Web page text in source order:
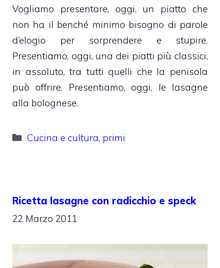
Vogliamo presentare, oggi, un piatto che
non ha il benché minimo bisogno di parole
d’elogio per sorprendere e stupire.
Presentiamo, oggi, una dei piatti più classici,
in assoluto, tra tutti quelli che la penisola
può offrire. Presentiamo, oggi, le lasagne
alla bolognese.
Categorie
Cucina e cultura, primi
Ricetta lasagne con radicchio e speck
22 Marzo 2011